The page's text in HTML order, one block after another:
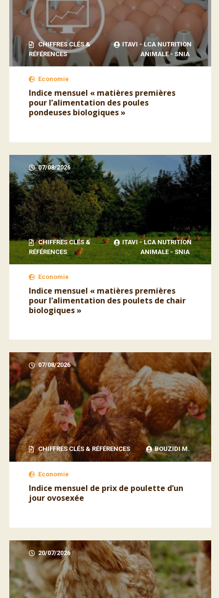
CHIFFRES CLÉS &
RÉFÉRENCES
ITAVI - LCA NUTRITION
ANIMALE - SNIA
Economie
Indice mensuel « matières premières
pour l’alimentation des poules
pondeuses biologiques »
07/08/2026
CHIFFRES CLÉS &
RÉFÉRENCES
ITAVI - LCA NUTRITION
ANIMALE - SNIA
Economie
Indice mensuel « matières premières
pour l’alimentation des poulets de chair
biologiques »
07/08/2026
CHIFFRES CLÉS & RÉFÉRENCES BOUZIDI M.
Economie
Indice mensuel de prix de poulette d’un
jour ovosexée
20/07/2026